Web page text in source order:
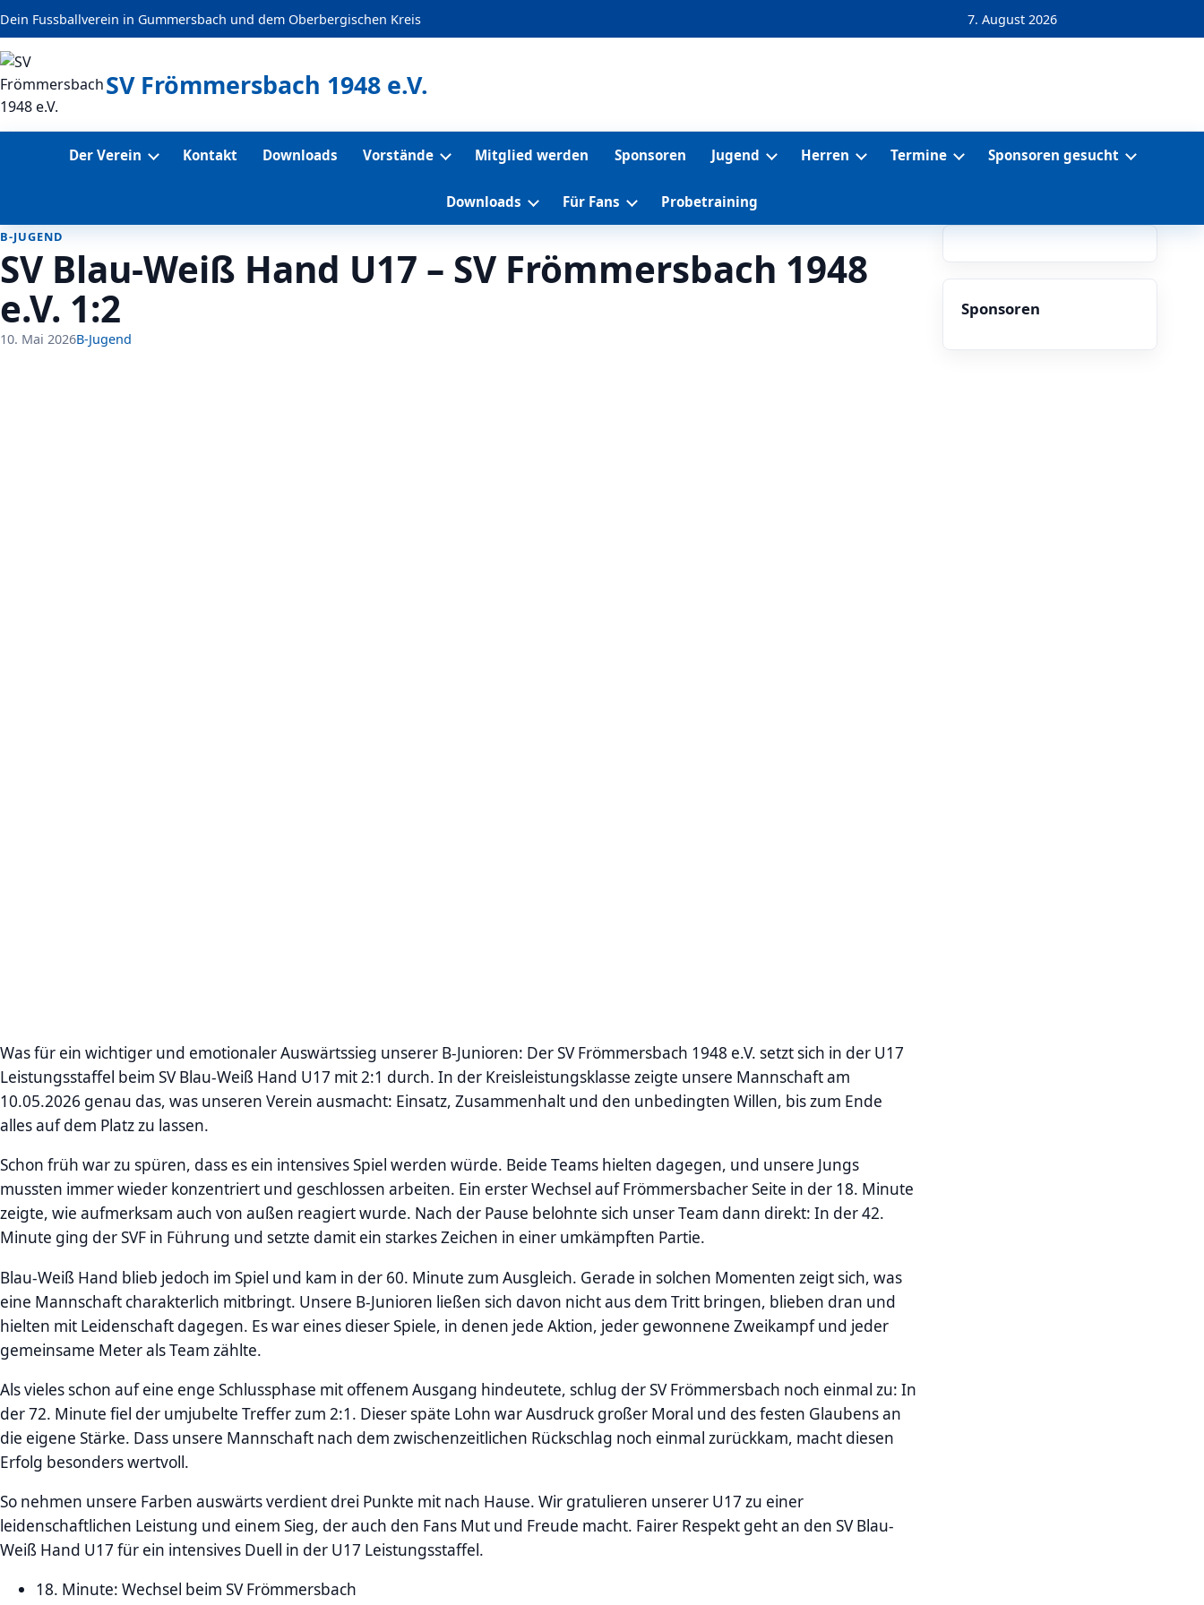
springen
Dein Fussballverein in Gummersbach und dem Oberbergischen Kreis 7. August 2026
SV Frömmersbach 1948 e.V.
Der Verein Kontakt Downloads Vorstände Mitglied werden Sponsoren Jugend Herren Termine Sponsoren gesucht
Downloads Für Fans Probetraining
B-JUGEND
SV Blau-Weiß Hand U17 – SV Frömmersbach 1948
e.V. 1:2
10. Mai 2026B-Jugend
Was für ein wichtiger und emotionaler Auswärtssieg unserer B-Junioren: Der SV Frömmersbach 1948 e.V. setzt sich in der U17
Leistungsstaffel beim SV Blau-Weiß Hand U17 mit 2:1 durch. In der Kreisleistungsklasse zeigte unsere Mannschaft am
10.05.2026 genau das, was unseren Verein ausmacht: Einsatz, Zusammenhalt und den unbedingten Willen, bis zum Ende
alles auf dem Platz zu lassen.
Schon früh war zu spüren, dass es ein intensives Spiel werden würde. Beide Teams hielten dagegen, und unsere Jungs
mussten immer wieder konzentriert und geschlossen arbeiten. Ein erster Wechsel auf Frömmersbacher Seite in der 18. Minute
zeigte, wie aufmerksam auch von außen reagiert wurde. Nach der Pause belohnte sich unser Team dann direkt: In der 42.
Minute ging der SVF in Führung und setzte damit ein starkes Zeichen in einer umkämpften Partie.
Blau-Weiß Hand blieb jedoch im Spiel und kam in der 60. Minute zum Ausgleich. Gerade in solchen Momenten zeigt sich, was
eine Mannschaft charakterlich mitbringt. Unsere B-Junioren ließen sich davon nicht aus dem Tritt bringen, blieben dran und
hielten mit Leidenschaft dagegen. Es war eines dieser Spiele, in denen jede Aktion, jeder gewonnene Zweikampf und jeder
gemeinsame Meter als Team zählte.
Als vieles schon auf eine enge Schlussphase mit offenem Ausgang hindeutete, schlug der SV Frömmersbach noch einmal zu: In
der 72. Minute fiel der umjubelte Treffer zum 2:1. Dieser späte Lohn war Ausdruck großer Moral und des festen Glaubens an
die eigene Stärke. Dass unsere Mannschaft nach dem zwischenzeitlichen Rückschlag noch einmal zurückkam, macht diesen
Erfolg besonders wertvoll.
So nehmen unsere Farben auswärts verdient drei Punkte mit nach Hause. Wir gratulieren unserer U17 zu einer
leidenschaftlichen Leistung und einem Sieg, der auch den Fans Mut und Freude macht. Fairer Respekt geht an den SV Blau-
Weiß Hand U17 für ein intensives Duell in der U17 Leistungsstaffel.
18. Minute: Wechsel beim SV Frömmersbach
Sponsoren